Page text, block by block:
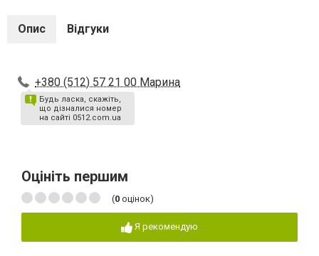
Опис Відгуки
+380 (512) 57 21 00 Марина
Будь ласка, скажіть,
що дізналися номер
на сайті 0512.com.ua
Оцініть першим
(0 оцінок)
Я рекомендую